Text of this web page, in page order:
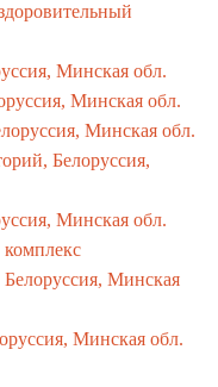
Минская обл.
Минская обл.
Минская обл.
Белоруссия,
Минская обл.
Минская
Минская обл.